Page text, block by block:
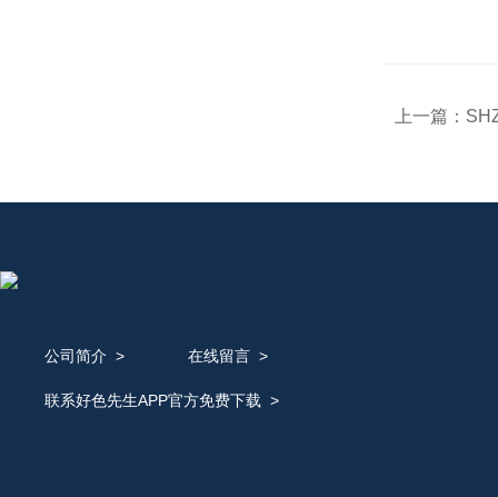
上一篇：
公司简介 > 在线留言>
联系好色先生APP官方免费下载 >